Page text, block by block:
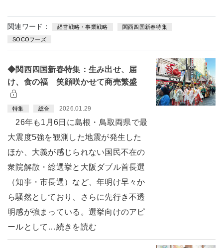
関連ワード： 経営戦略・事業戦略 関西四国新春特集
SOCOフーズ
◆関西四国新春特集：生み出せ、届
け、食の福 笑顔咲かせて商売繁盛
特集 総合 2026.01.29
26年も1月6日に島根・鳥取両県で最
大震度5強を観測した地震が発生した
ほか、大義が感じられない国民不在の
衆院解散・総選挙と大阪ダブル首長選
（知事・市長選）など、年明け早々か
ら騒然としており、さらに先行き不透
明感が強まっている。選挙向けのアピ
ールとして…続きを読む